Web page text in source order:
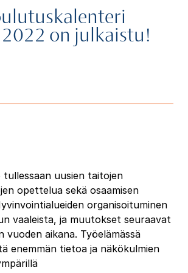
on julkaistu!
tullessaan uusien taitojen
opettelua sekä osaamisen
organisoituminen
vaaleista, ja muutokset seuraavat
vuoden aikana. Työelämässä
enemmän tietoa ja näkökulmien